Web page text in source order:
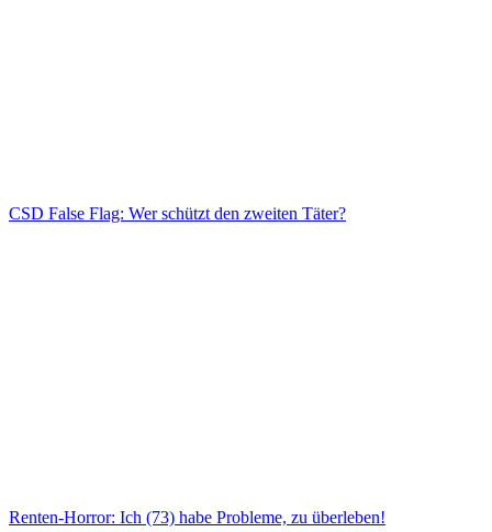
CSD False Flag: Wer schützt den zweiten Täter?
Renten-Horror: Ich (73) habe Probleme, zu überleben!